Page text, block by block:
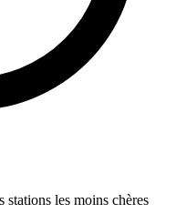
les moins chères